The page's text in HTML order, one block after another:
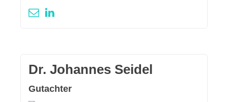
Dr. Johannes Seidel
Gutachter